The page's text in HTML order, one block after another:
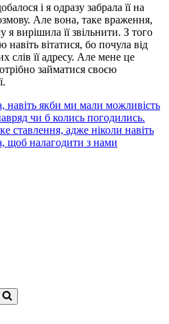
і я одразу забрала її на
Але вона, таке враження,
я вирішила її звільнити. З того
вітатися, бо почула від
слів її адресу. Але мене це
займатися своєю
навіть якби ми мали можливість
чи б колись погодились.
ставлення, адже ніколи навіть
щоб налагодити з нами